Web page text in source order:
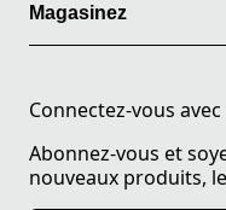
Magasinez
Connectez-vous
Abonnez-vous et
nouveaux produits,